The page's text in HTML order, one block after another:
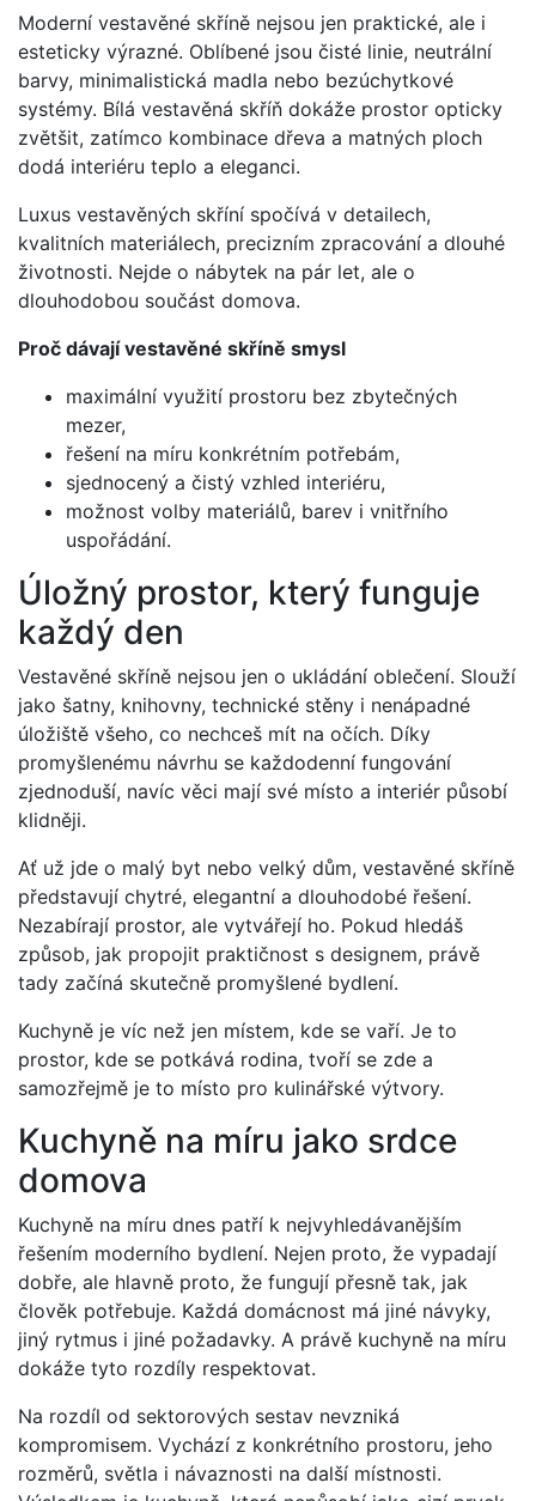
Moderní vestavěné skříně nejsou jen praktické, ale i
esteticky výrazné. Oblíbené jsou čisté linie, neutrální
barvy, minimalistická madla nebo bezúchytkové
systémy. Bílá vestavěná skříň dokáže prostor opticky
zvětšit, zatímco kombinace dřeva a matných ploch
dodá interiéru teplo a eleganci.
Luxus vestavěných skříní spočívá v detailech,
kvalitních materiálech, precizním zpracování a dlouhé
životnosti. Nejde o nábytek na pár let, ale o
dlouhodobou součást domova.
Proč dávají vestavěné skříně smysl
maximální využití prostoru bez zbytečných
mezer,
řešení na míru konkrétním potřebám,
sjednocený a čistý vzhled interiéru,
možnost volby materiálů, barev i vnitřního
uspořádání.
Úložný prostor, který funguje
každý den
Vestavěné skříně nejsou jen o ukládání oblečení. Slouží
jako šatny, knihovny, technické stěny i nenápadné
úložiště všeho, co nechceš mít na očích. Díky
promyšlenému návrhu se každodenní fungování
zjednoduší, navíc věci mají své místo a interiér působí
klidněji.
Ať už jde o malý byt nebo velký dům, vestavěné skříně
představují chytré, elegantní a dlouhodobé řešení.
Nezabírají prostor, ale vytvářejí ho. Pokud hledáš
způsob, jak propojit praktičnost s designem, právě
tady začíná skutečně promyšlené bydlení.
Kuchyně je víc než jen místem, kde se vaří. Je to
prostor, kde se potkává rodina, tvoří se zde a
samozřejmě je to místo pro kulinářské výtvory.
Kuchyně na míru jako srdce
domova
Kuchyně na míru dnes patří k nejvyhledávanějším
řešením moderního bydlení. Nejen proto, že vypadají
dobře, ale hlavně proto, že fungují přesně tak, jak
člověk potřebuje. Každá domácnost má jiné návyky,
jiný rytmus i jiné požadavky. A právě kuchyně na míru
dokáže tyto rozdíly respektovat.
Na rozdíl od sektorových sestav nevzniká
kompromisem. Vychází z konkrétního prostoru, jeho
rozměrů, světla i návaznosti na další místnosti.